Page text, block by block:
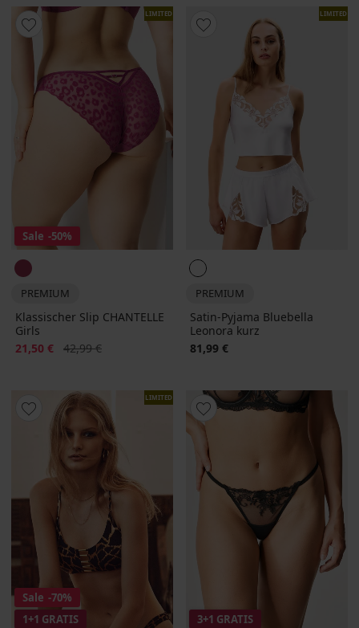
LIMITED
Sale -50%
PREMIUM
Klassischer Slip CHANTELLE
Girls
Rabatt
21,50 € Alter Preis
42,99 €
LIMITED
PREMIUM
Satin-Pyjama Bluebella
Leonora kurz
81,99 €
LIMITED
Sale -70%
1+1 GRATIS
3+1 GRATIS